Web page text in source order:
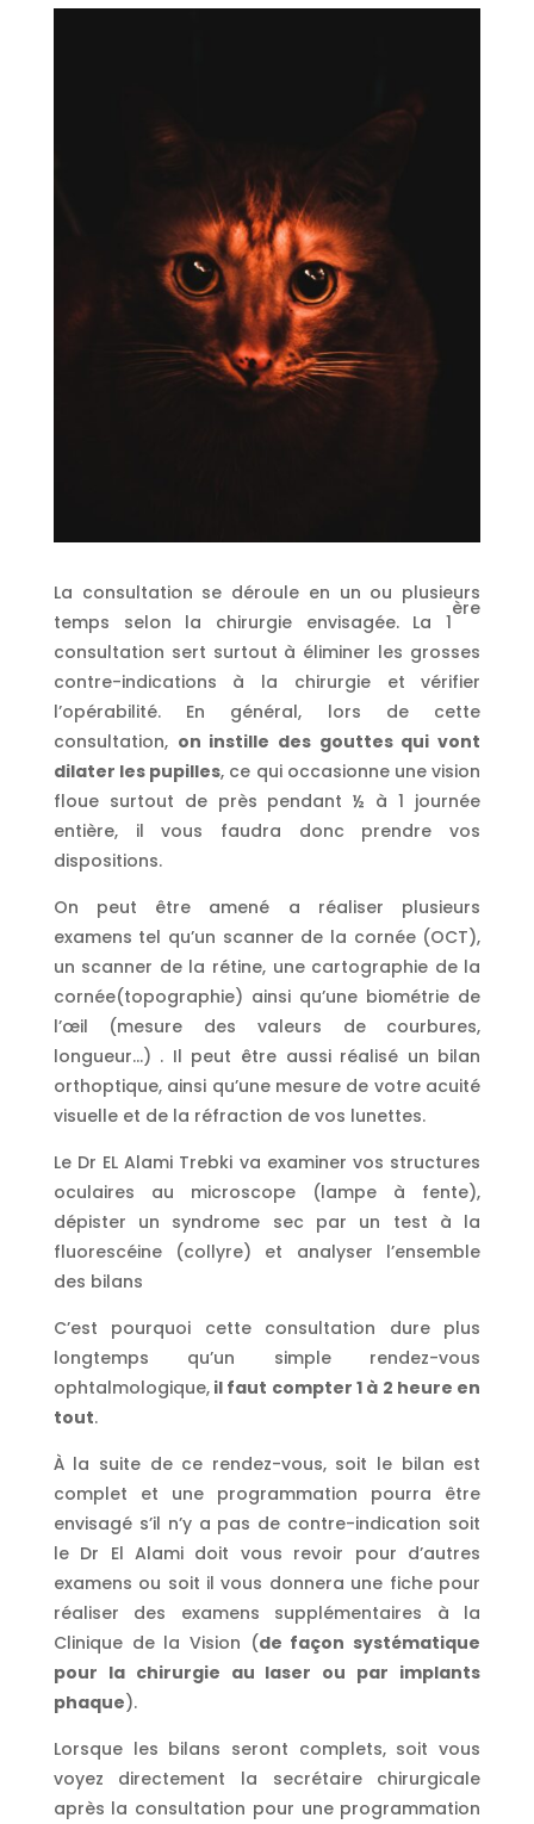
La consultation se déroule en un ou plusieurs
temps selon la chirurgie envisagée. La 1
ère
consultation sert surtout à éliminer les grosses
contre-indications à la chirurgie et vérifier
l’opérabilité. En général, lors de cette
consultation, on instille des gouttes qui vont
dilater les pupilles, ce qui occasionne une vision
floue surtout de près pendant ½ à 1 journée
entière, il vous faudra donc prendre vos
dispositions.
On peut être amené a réaliser plusieurs
examens tel qu’un scanner de la cornée (OCT),
un scanner de la rétine, une cartographie de la
cornée(topographie) ainsi qu’une biométrie de
l’œil (mesure des valeurs de courbures,
longueur…) . Il peut être aussi réalisé un bilan
orthoptique, ainsi qu’une mesure de votre acuité
visuelle et de la réfraction de vos lunettes.
Le Dr EL Alami Trebki va examiner vos structures
oculaires au microscope (lampe à fente),
dépister un syndrome sec par un test à la
fluorescéine (collyre) et analyser l’ensemble
des bilans
C’est pourquoi cette consultation dure plus
longtemps qu’un simple rendez-vous
ophtalmologique,il faut compter 1 à 2 heure en
tout.
À la suite de ce rendez-vous, soit le bilan est
complet et une programmation pourra être
envisagé s’il n’y a pas de contre-indication soit
le Dr El Alami doit vous revoir pour d’autres
examens ou soit il vous donnera une fiche pour
réaliser des examens supplémentaires à la
Clinique de la Vision (de façon systématique
pour la chirurgie au laser ou par implants
phaque).
Lorsque les bilans seront complets, soit vous
voyez directement la secrétaire chirurgicale
après la consultation pour une programmation